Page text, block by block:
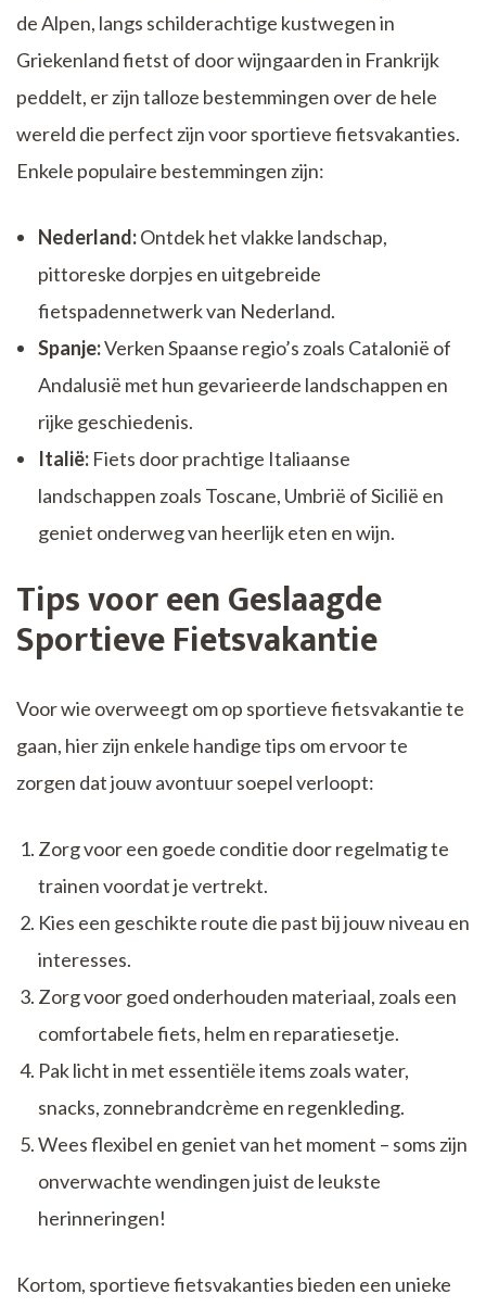
de Alpen, langs schilderachtige kustwegen in
Griekenland fietst of door wijngaarden in Frankrijk
peddelt, er zijn talloze bestemmingen over de hele
wereld die perfect zijn voor sportieve fietsvakanties.
Enkele populaire bestemmingen zijn:
Nederland:Ontdek het vlakke landschap,
pittoreske dorpjes en uitgebreide
fietspadennetwerk van Nederland.
Spanje:Verken Spaanse regio’s zoals Catalonië of
Andalusië met hun gevarieerde landschappen en
rijke geschiedenis.
Italië: Fiets door prachtige Italiaanse
landschappen zoals Toscane, Umbrië of Sicilië en
geniet onderweg van heerlijk eten en wijn.
Tips voor een Geslaagde
Sportieve Fietsvakantie
Voor wie overweegt om op sportieve fietsvakantie te
gaan, hier zijn enkele handige tips om ervoor te
zorgen dat jouw avontuur soepel verloopt:
Zorg voor een goede conditie door regelmatig te
trainen voordat je vertrekt.
Kies een geschikte route die past bij jouw niveau en
interesses.
Zorg voor goed onderhouden materiaal, zoals een
comfortabele fiets, helm en reparatiesetje.
Pak licht in met essentiële items zoals water,
snacks, zonnebrandcrème en regenkleding.
Wees flexibel en geniet van het moment – soms zijn
onverwachte wendingen juist de leukste
herinneringen!
Kortom, sportieve fietsvakanties bieden een unieke